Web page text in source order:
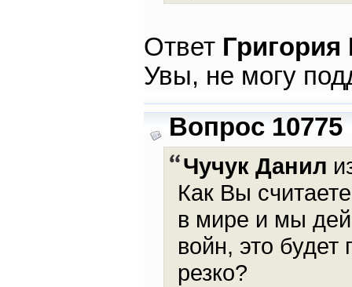
Ответ
Увы, не могу
Вопрос 10775
Чучук Данил
Как Вы
в мире и мы
войн, это
резко?